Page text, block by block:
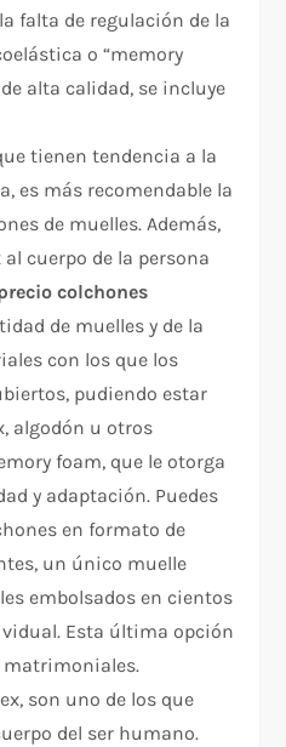
falta de regulación de la
o “memory
alta calidad, se incluye
tienen tendencia a la
es más recomendable la
de muelles. Además,
cuerpo de la persona
colchones
de muelles y de la
con los que los
pudiendo estar
algodón u otros
foam, que le otorga
y adaptación. Puedes
en formato de
un único muelle
embolsados en cientos
Esta última opción
matrimoniales.
son uno de los que
del ser humano.